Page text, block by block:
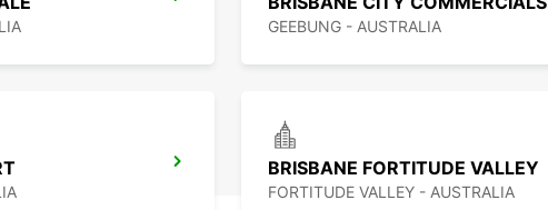
GEEBUNG - AUSTRALIA
BRISBANE FORTITUDE VALLEY
FORTITUDE VALLEY - AUSTRALIA